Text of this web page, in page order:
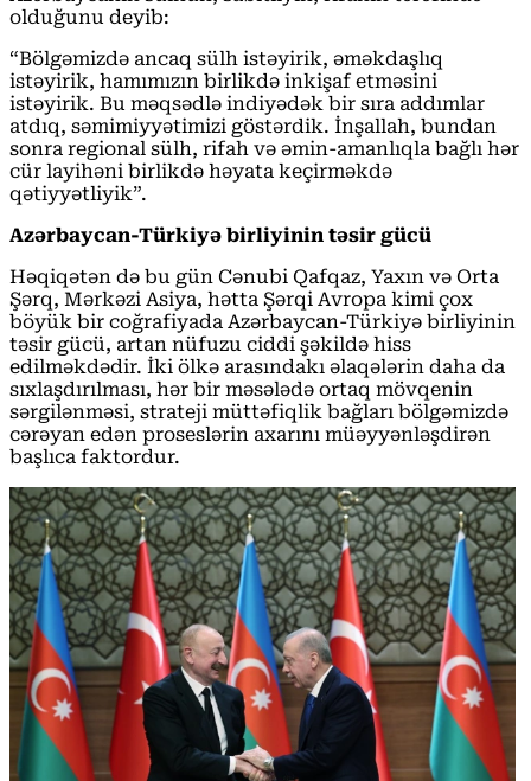
olduğunu deyib:
“Bölgəmizdə ancaq sülh istəyirik, əməkdaşlıq
istəyirik, hamımızın birlikdə inkişaf etməsini
istəyirik. Bu məqsədlə indiyədək bir sıra addımlar
atdıq, səmimiyyətimizi göstərdik. İnşallah, bundan
sonra regional sülh, rifah və əmin-amanlıqla bağlı hər
cür layihəni birlikdə həyata keçirməkdə
qətiyyətliyik”.
Azərbaycan-Türkiyə birliyinin təsir gücü
Həqiqətən də bu gün Cənubi Qafqaz, Yaxın və Orta
Şərq, Mərkəzi Asiya, hətta Şərqi Avropa kimi çox
böyük bir coğrafiyada Azərbaycan-Türkiyə birliyinin
təsir gücü, artan nüfuzu ciddi şəkildə hiss
edilməkdədir. İki ölkə arasındakı əlaqələrin daha da
sıxlaşdırılması, hər bir məsələdə ortaq mövqenin
sərgilənməsi, strateji müttəfiqlik bağları bölgəmizdə
cərəyan edən proseslərin axarını müəyyənləşdirən
başlıca faktordur.